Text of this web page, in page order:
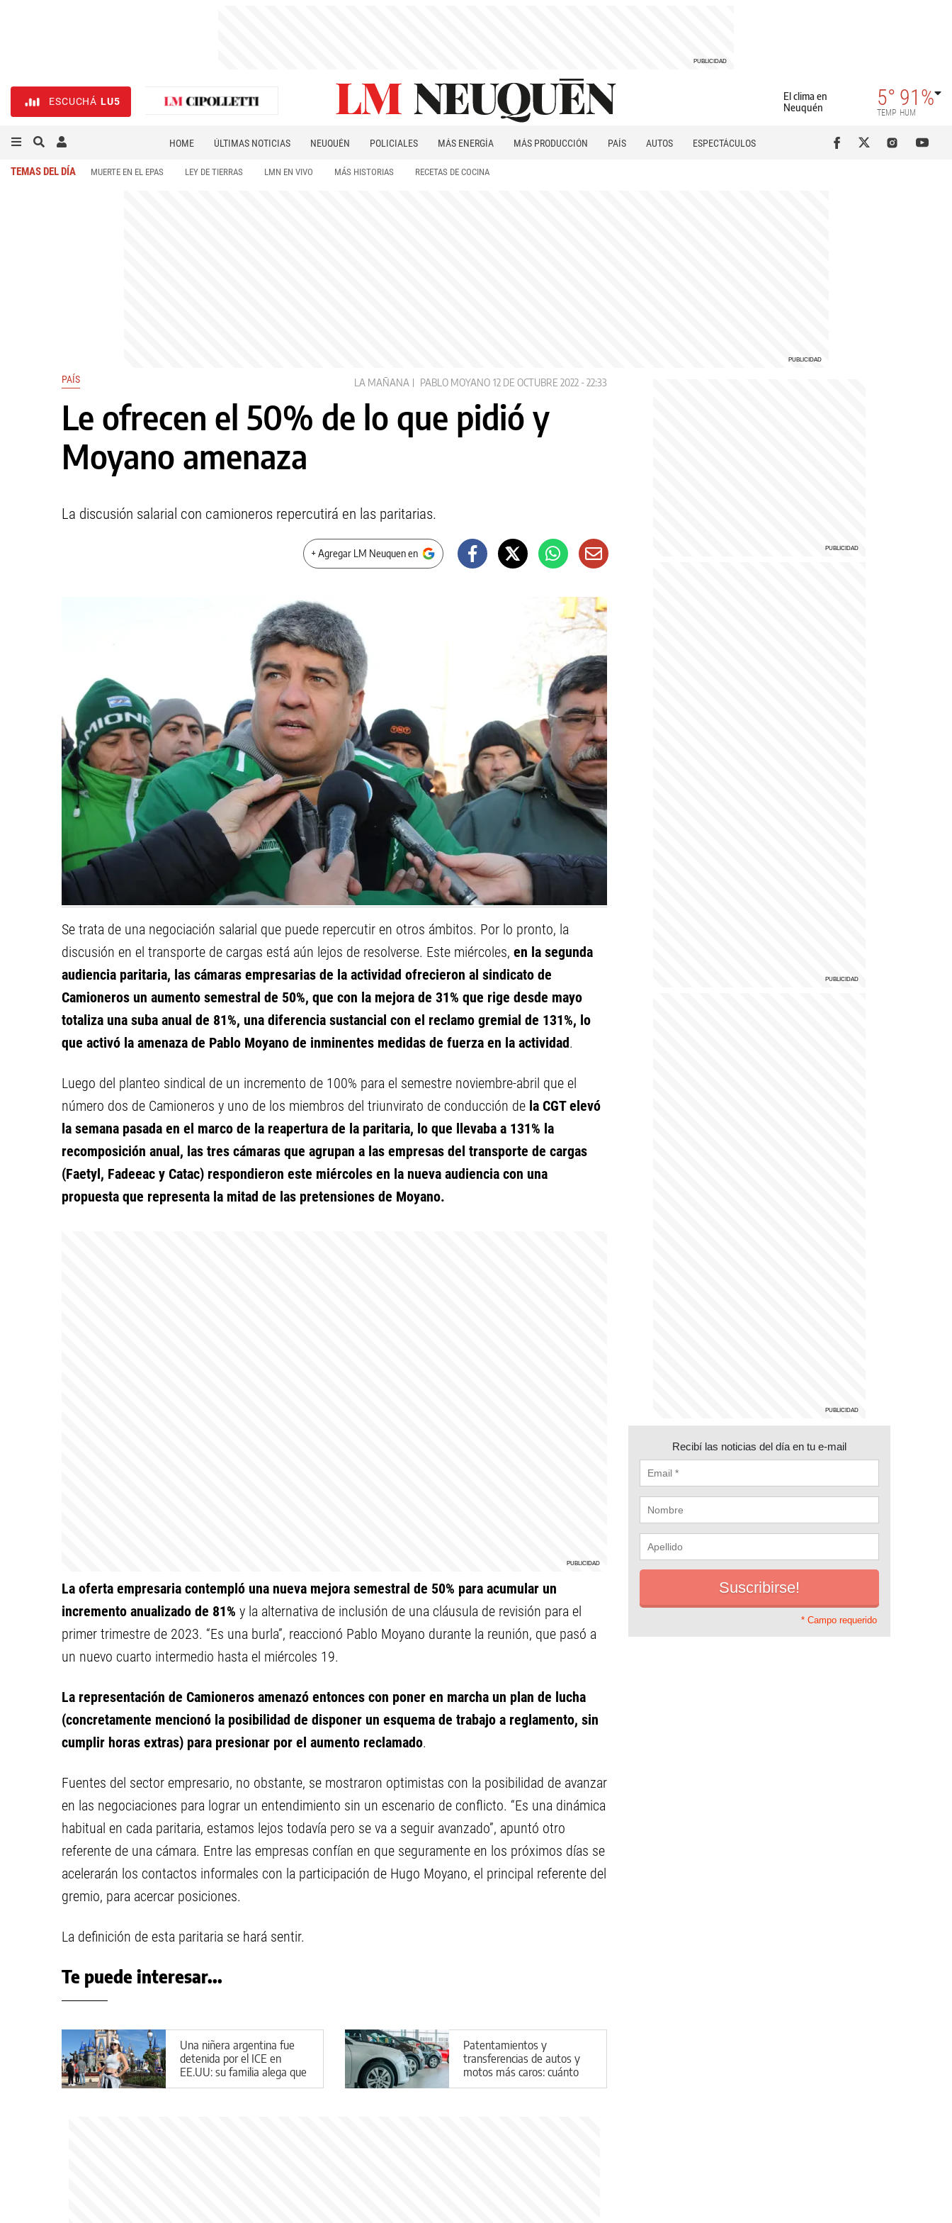
ESCUCHÁ LU5
El clima en
Neuquén
5°
TEMP
91%
HUM
HOME ÚLTIMAS NOTICIAS NEUQUÉN POLICIALES MÁS ENERGÍA MÁS PRODUCCIÓN PAÍS AUTOS
ESPECTÁCULOS
TEMAS DEL DÍA MUERTE EN EL EPAS LEY DE TIERRAS LMN EN VIVO MÁS HISTORIAS RECETAS DE COCINA
PAÍS LA MAÑANA PABLO MOYANO 12 DE OCTUBRE 2022 - 22:33
Le ofrecen el 50% de lo que pidió y
Moyano amenaza
La discusión salarial con camioneros repercutirá en las paritarias.
+ Agregar LM Neuquen en
Se trata de una negociación salarial que puede repercutir en otros ámbitos. Por lo pronto, la
discusión en el transporte de cargas está aún lejos de resolverse. Este miércoles, en la segunda
audiencia paritaria, las cámaras empresarias de la actividad ofrecieron al sindicato de
Camioneros un aumento semestral de 50%, que con la mejora de 31% que rige desde mayo
totaliza una suba anual de 81%, una diferencia sustancial con el reclamo gremial de 131%, lo
que activó la amenaza de Pablo Moyano de inminentes medidas de fuerza en la actividad.
Luego del planteo sindical de un incremento de 100% para el semestre noviembre-abril que el
número dos de Camioneros y uno de los miembros del triunvirato de conducción de la CGT elevó
la semana pasada en el marco de la reapertura de la paritaria, lo que llevaba a 131% la
recomposición anual, las tres cámaras que agrupan a las empresas del transporte de cargas
(Faetyl, Fadeeac y Catac) respondieron este miércoles en la nueva audiencia con una
propuesta que representa la mitad de las pretensiones de Moyano.
La oferta empresaria contempló una nueva mejora semestral de 50% para acumular un
incremento anualizado de 81% y la alternativa de inclusión de una cláusula de revisión para el
primer trimestre de 2023. “Es una burla”, reaccionó Pablo Moyano durante la reunión, que pasó a
un nuevo cuarto intermedio hasta el miércoles 19.
La representación de Camioneros amenazó entonces con poner en marcha un plan de lucha
(concretamente mencionó la posibilidad de disponer un esquema de trabajo a reglamento, sin
cumplir horas extras) para presionar por el aumento reclamado.
Fuentes del sector empresario, no obstante, se mostraron optimistas con la posibilidad de avanzar
en las negociaciones para lograr un entendimiento sin un escenario de conflicto. “Es una dinámica
habitual en cada paritaria, estamos lejos todavía pero se va a seguir avanzado”, apuntó otro
referente de una cámara. Entre las empresas confían en que seguramente en los próximos días se
acelerarán los contactos informales con la participación de Hugo Moyano, el principal referente del
gremio, para acercar posiciones.
La definición de esta paritaria se hará sentir.
Te puede interesar...
Una niñera argentina fue
detenida por el ICE en
EE.UU: su familia alega que
entró de forma legal
Patentamientos y
transferencias de autos y
motos más caros: cuánto
costarán los trámites
Recibí las noticias del día en tu e-mail
* Campo requerido